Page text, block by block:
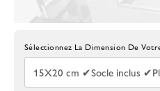
Choisissez La Taille De La Plaque